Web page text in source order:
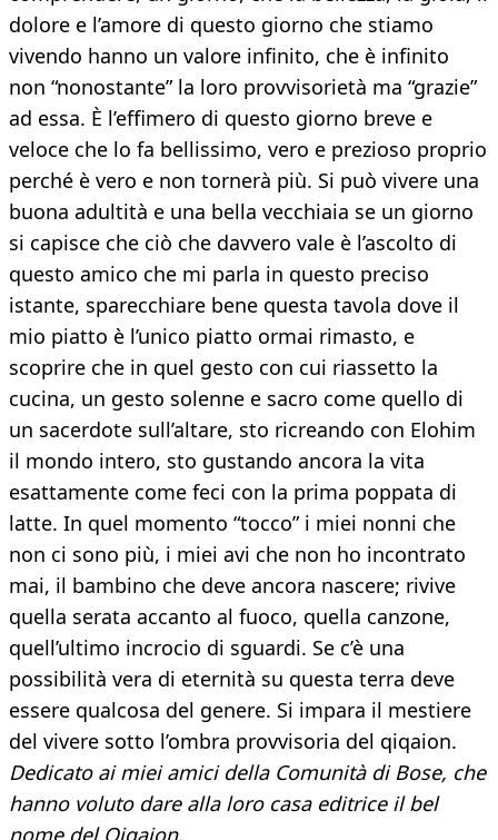
dolore e l’amore di questo giorno che stiamo
vivendo hanno un valore infinito, che è infinito
non “nonostante” la loro provvisorietà ma “grazie”
ad essa. È l’effimero di questo giorno breve e
veloce che lo fa bellissimo, vero e prezioso proprio
perché è vero e non tornerà più. Si può vivere una
buona adultità e una bella vecchiaia se un giorno
si capisce che ciò che davvero vale è l’ascolto di
questo amico che mi parla in questo preciso
istante, sparecchiare bene questa tavola dove il
mio piatto è l’unico piatto ormai rimasto, e
scoprire che in quel gesto con cui riassetto la
cucina, un gesto solenne e sacro come quello di
un sacerdote sull’altare, sto ricreando con Elohim
il mondo intero, sto gustando ancora la vita
esattamente come feci con la prima poppata di
latte. In quel momento “tocco” i miei nonni che
non ci sono più, i miei avi che non ho incontrato
mai, il bambino che deve ancora nascere; rivive
quella serata accanto al fuoco, quella canzone,
quell’ultimo incrocio di sguardi. Se c’è una
possibilità vera di eternità su questa terra deve
essere qualcosa del genere. Si impara il mestiere
del vivere sotto l’ombra provvisoria del qiqaion.
Dedicato ai miei amici della Comunità di Bose, che
hanno voluto dare alla loro casa editrice il bel
nome del Qiqajon.